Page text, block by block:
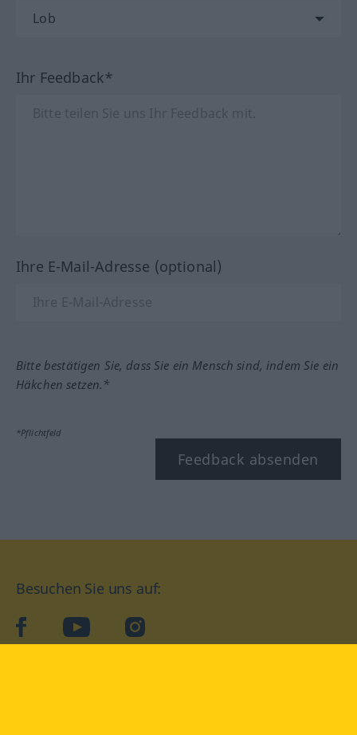
Ihr Feedback*
Ihre E-Mail-Adresse (optional)
Bitte bestätigen Sie, dass Sie ein Mensch sind, indem Sie ein
Häkchen setzen.*
*Pflichtfeld
Feedback absenden
Besuchen Sie uns auf:
facebookYouTube Instagram